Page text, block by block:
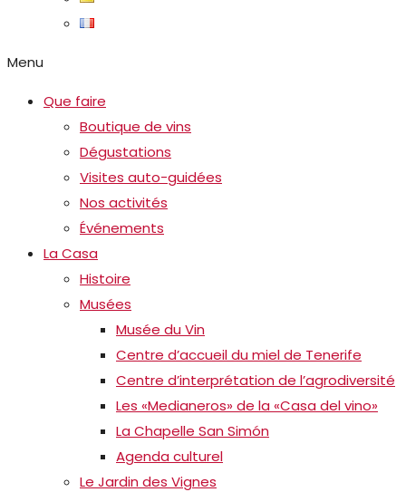
Menu
Que faire
Boutique de vins
Dégustations
Visites auto-guidées
Nos activités
Événements
La Casa
Histoire
Musées
Musée du Vin
Centre d’accueil du miel de Tenerife
Centre d’interprétation de l’agrodiversité
Les «Medianeros» de la «Casa del vino»
La Chapelle San Simón
Agenda culturel
Le Jardin des Vignes